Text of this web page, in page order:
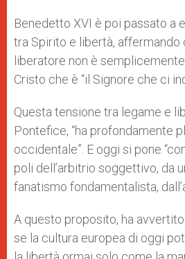
Benedetto XVI è poi passato a
tra Spirito e libertà, affermando
liberatore non è
Cristo che è “il Signore che ci
Questa tensione tra legame e
Pontefice, “ha profondamente
occidentale”. E oggi si pone
poli dell’arbitrio soggettivo, da
fanatismo fondamentalista,
A questo proposito, ha
se la cultura europea di oggi